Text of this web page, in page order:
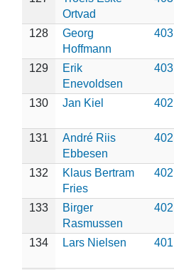
Ortvad
128
Georg
Hoffmann
403
129
Erik
Enevoldsen
403
130 Jan Kiel 402
131
André Riis
Ebbesen
402
132
Klaus Bertram
Fries
402
133
Birger
Rasmussen
402
134 Lars Nielsen 401